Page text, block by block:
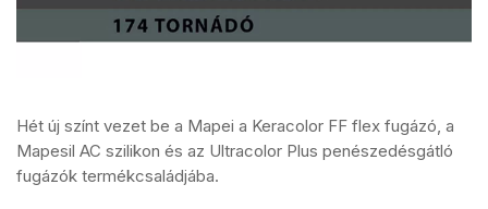
Hét új színt vezet be a Mapei a Keracolor FF flex fugázó, a
Mapesil AC szilikon és az Ultracolor Plus penészedésgátló
fugázók termékcsaládjába.